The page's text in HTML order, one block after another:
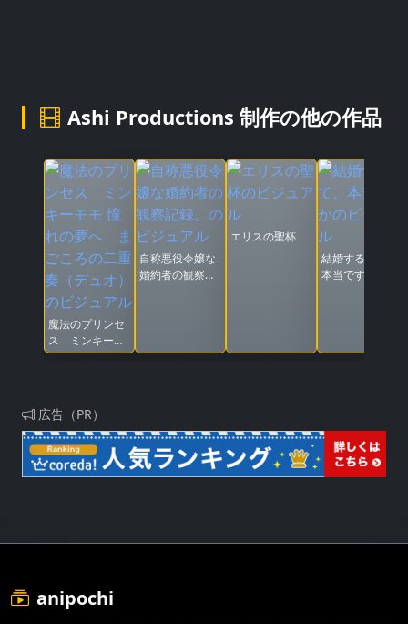
Ashi Productions 制作の他の作品
魔法のプリンセ
ス ミンキーモ
モ 憧れの夢へ
自称悪役令嬢な
婚約者の観察記
エリスの聖杯
結婚するって、
本当ですか
広告（PR）
anipochi